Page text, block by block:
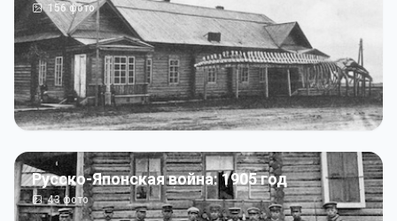
156фото
Русско-Японская война: 1905 год
43фото